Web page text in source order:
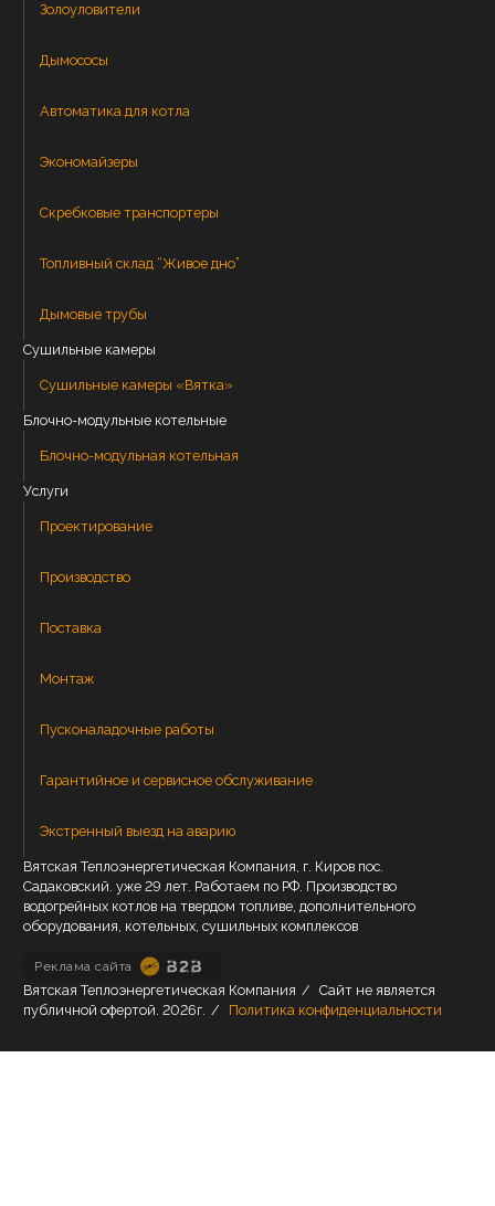
Золоуловители
Дымососы
Автоматика для котла
Экономайзеры
Скребковые транспортеры
Топливный склад “Живое дно”
Дымовые трубы
Сушильные камеры
Сушильные камеры «Вятка»
Блочно-модульные котельные
Блочно-модульная котельная
Услуги
Проектирование
Производство
Поставка
Монтаж
Пусконаладочные работы
Гарантийное и сервисное обслуживание
Экстренный выезд на аварию
Вятская Теплоэнергетическая Компания, г. Киров пос.
Садаковский. уже 29 лет. Работаем по РФ. Производство
водогрейных котлов на твердом топливе, дополнительного
оборудования, котельных, сушильных комплексов
Реклама сайта
Вятская Теплоэнергетическая Компания / Сайт не является
публичной офертой. 2026г. / Политика конфиденциальности